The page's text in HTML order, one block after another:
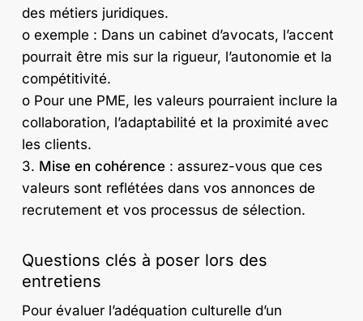
des métiers juridiques.
o exemple : Dans un cabinet d’avocats, l’accent
pourrait être mis sur la rigueur, l’autonomie et la
compétitivité.
o Pour une PME, les valeurs pourraient inclure la
collaboration, l’adaptabilité et la proximité avec
les clients.
3. Mise en cohérence: assurez-vous que ces
valeurs sont reflétées dans vos annonces de
recrutement et vos processus de sélection.
Questions clés à poser lors des
entretiens
Pour évaluer l’adéquation culturelle d’un